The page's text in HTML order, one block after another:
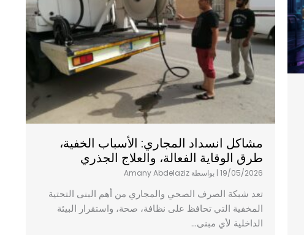
مشاكل انسداد المجاري: الأسباب الخفية،
طرق الوقاية الفعالة، والعلاج الجذري
19/05/2026
|بواسطة Amany Abdelaziz
تعد شبكة الصرف الصحي والمجاري من أهم البنى التحتية
المخفية التي تحافظ على نظافة، صحة، واستقرار البيئة
الداخلية لأي مبنى...